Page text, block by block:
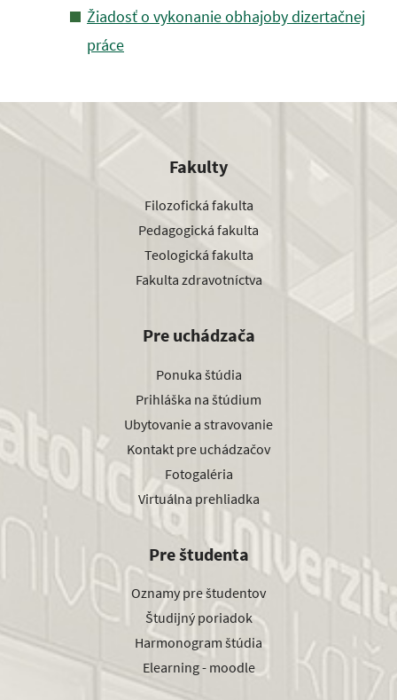
Žiadosť o vykonanie obhajoby dizertačnej
práce
Fakulty
Filozofická fakulta
Pedagogická fakulta
Teologická fakulta
Fakulta zdravotníctva
Pre uchádzača
Ponuka štúdia
Prihláška na štúdium
Ubytovanie a stravovanie
Kontakt pre uchádzačov
Fotogaléria
Virtuálna prehliadka
Pre študenta
Oznamy pre študentov
Študijný poriadok
Harmonogram štúdia
Elearning - moodle